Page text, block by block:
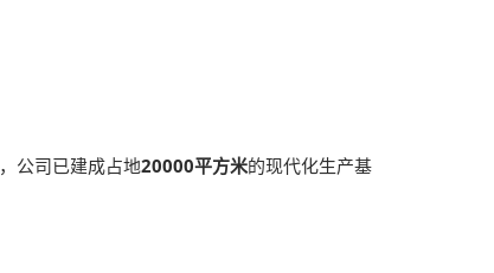
，公司已建成占地20000平方米的现代化生产基